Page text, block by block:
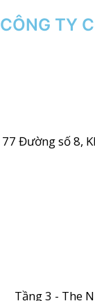
CÔNG TY
77 Đường số 8,
Tầng 3 - The